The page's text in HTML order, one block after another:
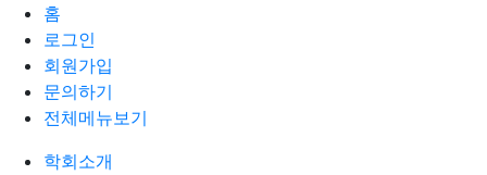
홈
로그인
회원가입
문의하기
전체메뉴보기
학회소개